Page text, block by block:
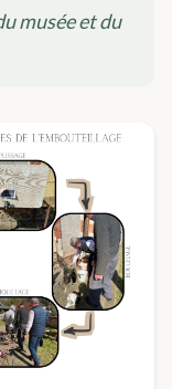
musée et du